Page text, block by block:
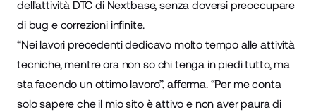
dell'attività DTC di Nextbase, senza doversi preoccupare
di bug e correzioni infinite.
“Nei lavori precedenti dedicavo molto tempo alle attività
tecniche, mentre ora non so chi tenga in piedi tutto, ma
sta facendo un ottimo lavoro”, afferma. “Per me conta
solo sapere che il mio sito è attivo e non aver paura di